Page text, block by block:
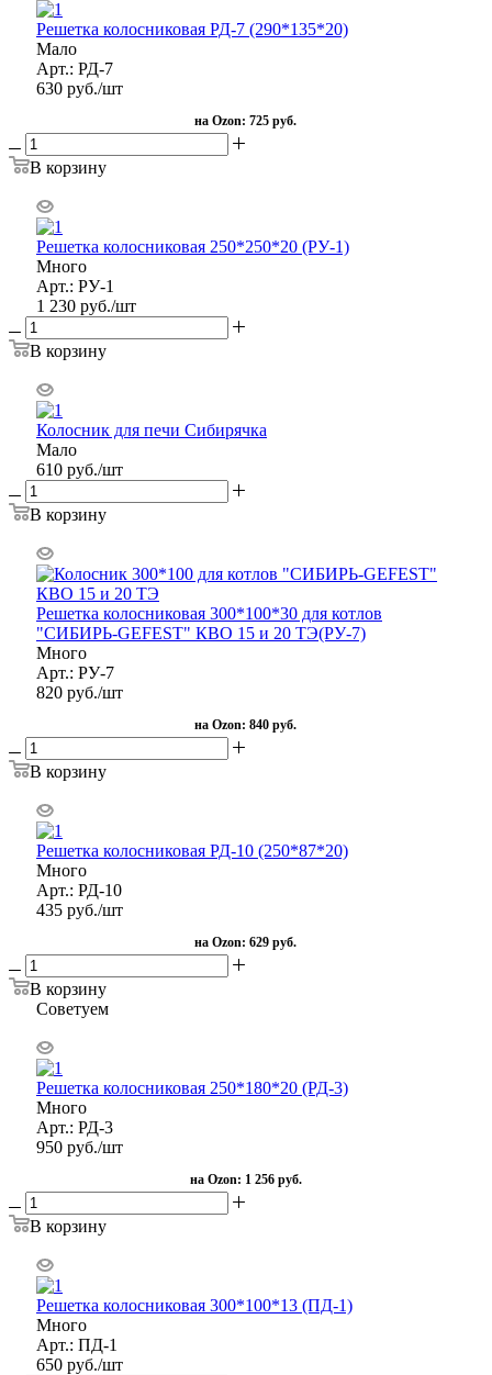
Решетка колосниковая РД-7 (290*135*20)
Мало
Арт.: РД-7
630 руб./шт
на Ozon: 725 руб.
В корзину
Решетка колосниковая 250*250*20 (РУ-1)
Много
Арт.: РУ-1
1 230 руб./шт
В корзину
Колосник для печи Сибирячка
Мало
610 руб./шт
В корзину
Решетка колосниковая 300*100*30 для котлов
"СИБИРЬ-GEFEST" КВО 15 и 20 ТЭ(РУ-7)
Много
Арт.: РУ-7
820 руб./шт
на Ozon: 840 руб.
В корзину
Решетка колосниковая РД-10 (250*87*20)
Много
Арт.: РД-10
435 руб./шт
на Ozon: 629 руб.
В корзину
Советуем
Решетка колосниковая 250*180*20 (РД-3)
Много
Арт.: РД-3
950 руб./шт
на Ozon: 1 256 руб.
В корзину
Решетка колосниковая 300*100*13 (ПД-1)
Много
Арт.: ПД-1
650 руб./шт